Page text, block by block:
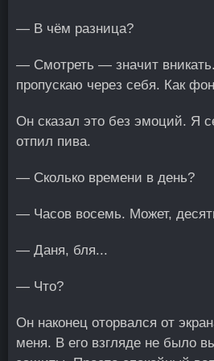
— В чём разница?
— Смотреть — значит
пропускаю через себя. Как
Он сказал это без эмоций. Я
отпил пива.
— Сколько времени в день?
— Часов восемь. Может,
— Даня, бля...
— Что?
Он наконец оторвался от
меня. В его взгляде не было